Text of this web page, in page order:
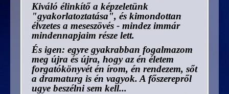
Kiváló élinkítő a képzeletünk
"gyakorlatoztatása", és kimondottan
élvzetes a meseszövés - mindez immár
mindennapjaim része lett.
És igen: egyre gyakrabban fogalmazom
meg újra és újra, hogy az én életem
forgatókönyvét én írom, én rendezem, sőt
a dramaturg is én vagyok. A főszerepről
ugye beszélni sem kell...